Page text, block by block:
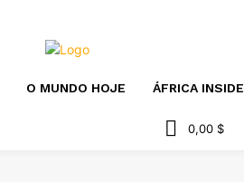
O MUNDO HOJE ÁFRICA INSIDE
0,00 $